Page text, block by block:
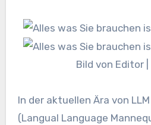
Bild von Editor
In der aktuellen Ära von
(Langual Language